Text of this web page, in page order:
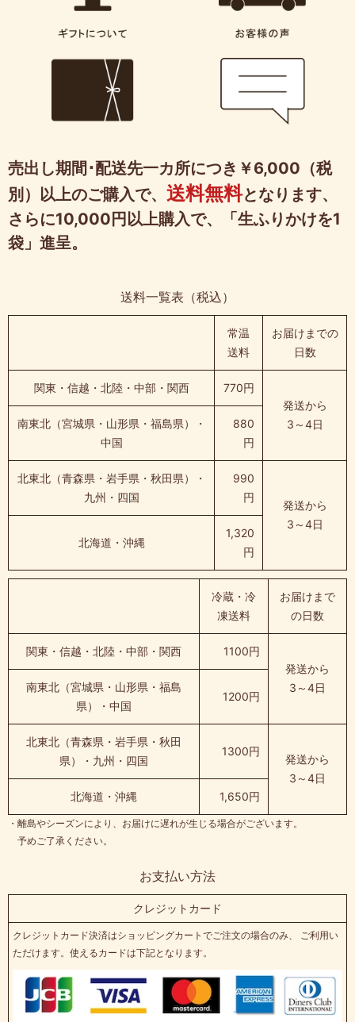
売出し期間･配送先一カ所につき￥6,000（税
別）以上のご購入で、 送料無料となります、
さらに10,000円以上購入で、「生ふりかけを1
袋」進呈。
送料一覧表（税込）
常温
送料
お届けまでの
日数
関東・信越・北陸・中部・関西
770円
発送から
3～4日
南東北（宮城県・山形県・福島県）・
中国
880
円
北東北（青森県・岩手県・秋田県）・
九州・四国
990
円
発送から
3～4日
北海道・沖縄
1,320
円
冷蔵・冷
凍送料
お届けまで
の日数
関東・信越・北陸・中部・関西
1100円
発送から
3～4日
南東北（宮城県・山形県・福島
県）・中国
1200円
北東北（青森県・岩手県・秋田
県）・九州・四国
1300円
発送から
3～4日
北海道・沖縄
1,650円
・離島やシーズンにより、お届けに遅れが生じる場合がございます。
予めご了承ください。
お支払い方法
クレジットカード
クレジットカード決済はショッピングカートでご注文の場合のみ、 ご利用い
ただけます。使えるカードは下記となります。